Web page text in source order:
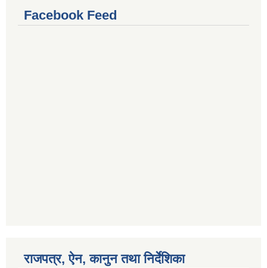
Facebook Feed
राजपत्र, ऐन, कानुन तथा निर्देशिका